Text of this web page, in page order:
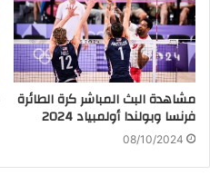
مشاهدة البث المباشر كرة الطائرة
فرنسا وبولندا أولمبياد 2024
08/10/2024